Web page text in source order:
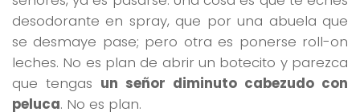
desodorante en spray, que por una abuela que
se desmaye pase; pero otra es ponerse roll-on
leches. No es plan de abrir un botecito y parezca
que tengas un señor diminuto cabezudo con
peluca. No es plan.